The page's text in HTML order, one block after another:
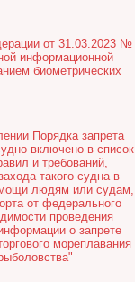
от 31.03.2023 №
информационной
биометрических
Порядка запрета
включено в список
и требований,
такого судна в
людям или судам,
от федерального
проведения
о запрете
мореплавания